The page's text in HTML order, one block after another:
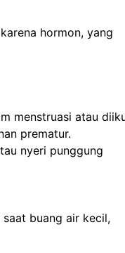
prematur.